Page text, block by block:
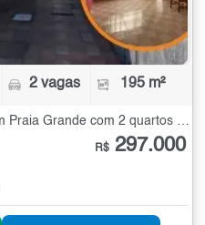
2 vagas 195 m²
Casa Térrea à Venda no Jardim Praia Grande com 2 quartos - 195 m²
R$ 297.000